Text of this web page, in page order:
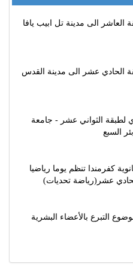
الى مدينة تل ابيب يافا
الحادي عشر الى مدينة القدس
لطبقة الثواني عشر - جامعة
السبع
كفرمندا تنظم يوما رياضيا
عشر(رياضة تحديات)
التبرع بالأعضاء البشرية